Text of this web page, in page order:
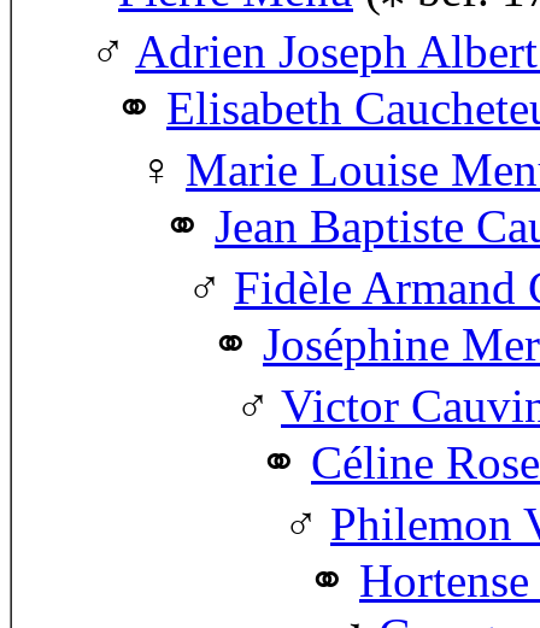
Adrien Joseph
Elisabeth
Marie Louise
Jean Baptiste
Fidèle Armand
Joséphine
Victor
Céline
Philemon